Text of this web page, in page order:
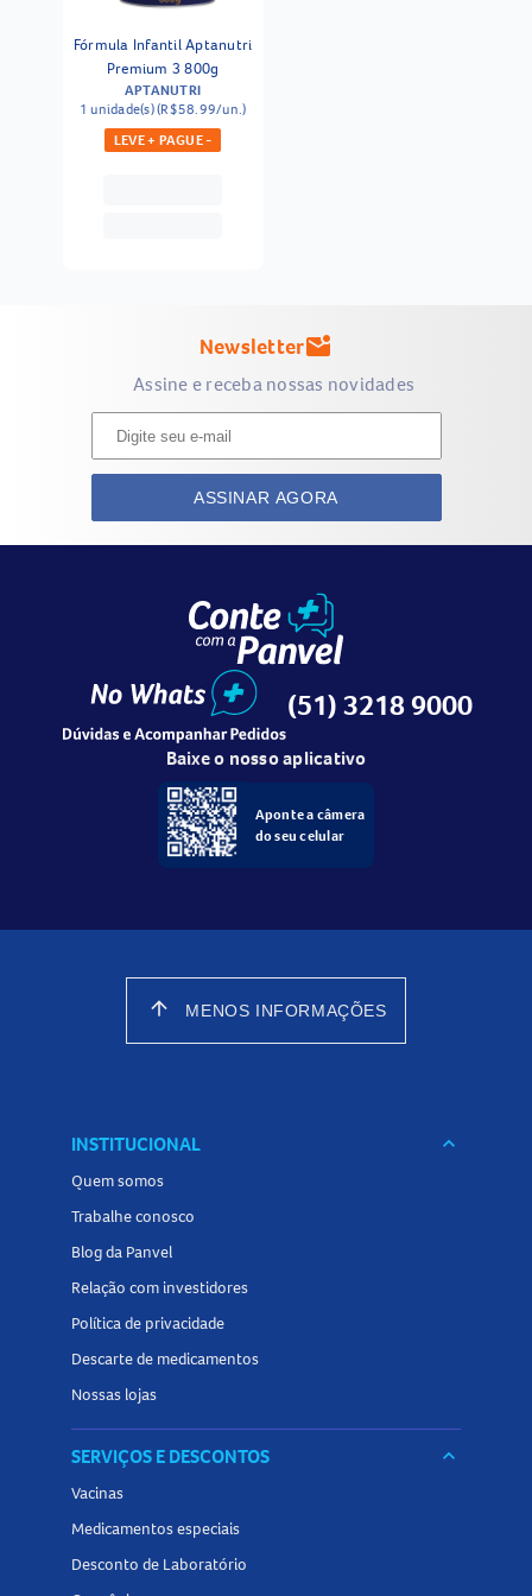
Fórmula Infantil Aptanutri
Premium 3 800g
APTANUTRI
1 unidade(s) (R$58.99/un.)
LEVE + PAGUE -
Newslettermark_email_unread
Assine e receba nossas novidades
ASSINAR AGORA
(51) 3218 9000
Baixe o nosso aplicativo
Aponte a câmera
do seu celular
arrow_upward MENOS INFORMAÇÕES
INSTITUCIONAL keyboard_arrow_down
Quem somos
Trabalhe conosco
Blog da Panvel
Relação com investidores
Política de privacidade
Descarte de medicamentos
Nossas lojas
SERVIÇOS E DESCONTOS keyboard_arrow_down
Vacinas
Medicamentos especiais
Desconto de Laboratório